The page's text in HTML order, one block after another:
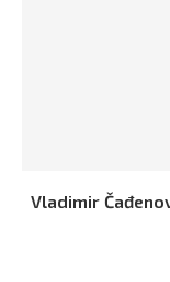
Vladimir